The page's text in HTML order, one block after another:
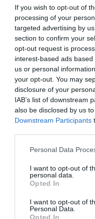
If you wish to opt-out of
processing of your
targeted advertising by
section to confirm your
opt-out request is
interest-based ads
us or personal
your opt-out. You may
disclosure of your
IAB’s list of downstream
also be disclosed by us
Downstream Participants
Please note that this
not limited to your visit or
grant or deny consent to
use your data for below
consent section.
Personal Data
I want to opt-out of
personal data.
Opted In
I want to opt-out of
Personal Data.
Opted In
áruhitel pénzpiac
visszavonás közvetítő